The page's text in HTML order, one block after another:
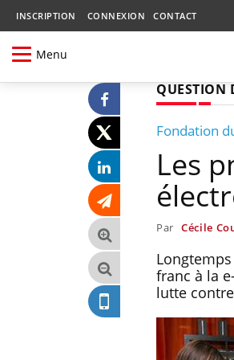
INSCRIPTION CONNEXION CONTACT
Menu
QUESTION
Fondation
Les
Par Cécile
franc à la
lutte